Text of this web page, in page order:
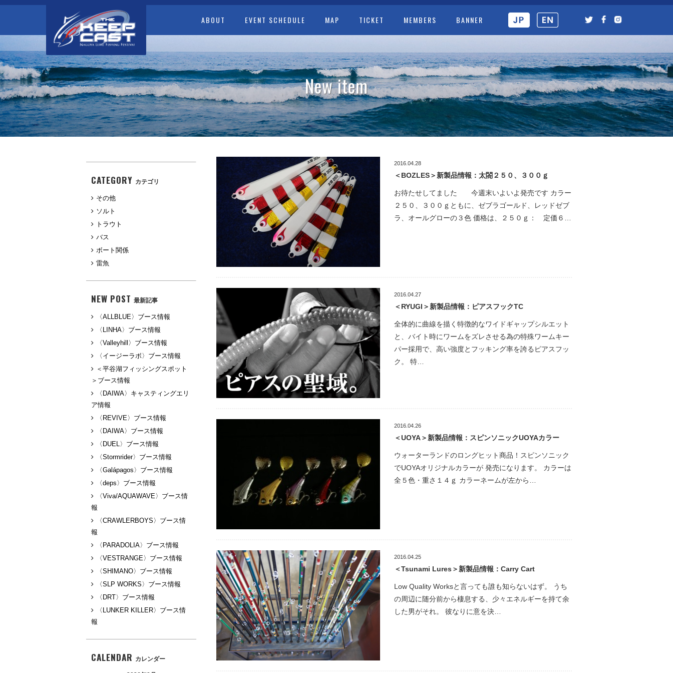
ABOUT EVENT SCHEDULE MAP TICKET MEMBERS BANNER
New item
CATEGORY カテゴリ
その他
ソルト
トラウト
バス
ボート関係
雷魚
NEW POST 最新記事
〈ALLBLUE〉ブース情報
〈LINHA〉ブース情報
〈Valleyhill〉ブース情報
〈イージーラボ〉ブース情報
＜平谷湖フィッシングスポット
＞ブース情報
〈DAIWA〉キャスティングエリ
ア情報
〈REVIVE〉ブース情報
〈DAIWA〉ブース情報
〈DUEL〉ブース情報
〈Stormrider〉ブース情報
〈Galápagos〉ブース情報
〈deps〉ブース情報
〈Viva/AQUAWAVE〉ブース情
報
〈CRAWLERBOYS〉ブース情
報
〈PARADOLIA〉ブース情報
〈VESTRANGE〉ブース情報
〈SHIMANO〉ブース情報
〈SLP WORKS〉ブース情報
〈DRT〉ブース情報
〈LUNKER KILLER〉ブース情
報
CALENDAR カレンダー
2016.04.28
＜BOZLES＞新製品情報：太閤２５０、３００ｇ
お待たせしてました 今週末いよいよ発売です カラー
２５０、３００ｇともに、ゼブラゴールド、レッドゼブ
ラ、オールグローの３色 価格は、２５０ｇ： 定価６…
2016.04.27
＜RYUGI＞新製品情報：ピアスフックTC
全体的に曲線を描く特徴的なワイドギャップシルエット
と、バイト時にワームをズレさせる為の特殊ワームキー
パー採用で、高い強度とフッキング率を誇るピアスフッ
ク。 特…
2016.04.26
＜UOYA＞新製品情報：スピンソニックUOYAカラー
ウォーターランドのロングヒット商品！スピンソニック
でUOYAオリジナルカラーが 発売になります。 カラーは
全５色・重さ１４ｇ カラーネームが左から…
2016.04.25
＜Tsunami Lures＞新製品情報：Carry Cart
Low Quality Worksと言っても誰も知らないはず。 うち
の周辺に随分前から棲息する、少々エネルギーを持て余
した男がそれ。 彼なりに意を決…